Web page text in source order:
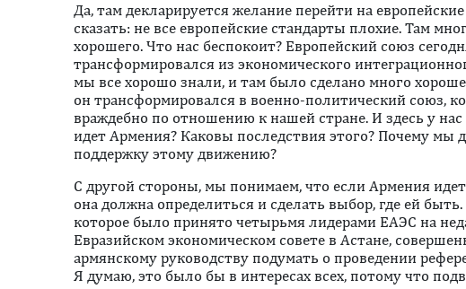
Да, там декларируется желание перейти на
сказать: не все европейские стандарты плохие. Там
хорошего. Что нас беспокоит? Европейский союз
трансформировался из экономического
мы все хорошо знали, и там было сделано много
он трансформировался в военно-политический союз,
враждебно по отношению к нашей стране. И здесь у
идет Армения? Каковы последствия этого? Почему мы
поддержку этому движению?
С другой стороны, мы понимаем, что если Армения
она должна определиться и сделать выбор, где ей
которое было принято четырьмя лидерами ЕАЭС на
Евразийском экономическом совете в Астане,
армянскому руководству подумать о проведении
Я думаю, это было бы в интересах всех, потому что